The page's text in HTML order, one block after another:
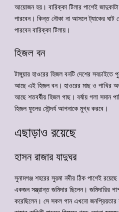
আয়োজন হয়। বারিক্কা টিলার পাশেই
পারবেন। কিন্ত নৌকা না আসলে ট্যাকের
পারবেন বারিক্কা টিলায়।
হিজল বন
টাঙ্গুয়ার হাওরের হিজল বনটি দেশের
আছে এই হিজল বন। হাওরের মাছ ও পাখির
আছে শতবর্ষীয় হিজল গাছ। বর্ষায় গলা সমান
হিজল ফুলের সৌন্দর্য আপনাকে মুগ্ধ করবে।
এছাড়াও রয়েছে
হাসন রাজার যাদুঘর
সুনামগঞ্জ শহরের সুরমা নদীর ঠিক পাশেই
একজন সম্ভ্রান্ত জমিদার ছিলেন। জমিদারির
করেছিলেন। সে সকল গান এখনো জনপ্রিয়তার